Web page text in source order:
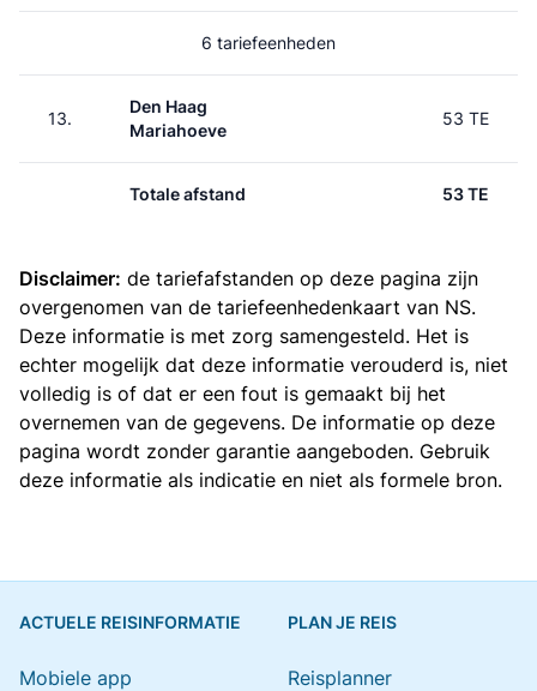
6 tariefeenheden
13.
Den Haag
Mariahoeve
53 TE
Totale afstand 53 TE
Disclaimer: de tariefafstanden op deze pagina zijn
overgenomen van de tariefeenhedenkaart van NS.
Deze informatie is met zorg samengesteld. Het is
echter mogelijk dat deze informatie verouderd is, niet
volledig is of dat er een fout is gemaakt bij het
overnemen van de gegevens. De informatie op deze
pagina wordt zonder garantie aangeboden. Gebruik
deze informatie als indicatie en niet als formele bron.
ACTUELE REISINFORMATIE
Mobiele app
PLAN JE REIS
Reisplanner